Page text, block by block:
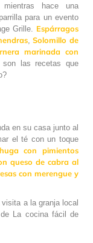
hace una
para un evento
Grille. Espárragos
,Solomillo de
marinada con
son las recetas que
en su casa junto al
el té con un toque
con pimientos
queso de cabra al
con merengue y
a la granja local
La cocina fácil de